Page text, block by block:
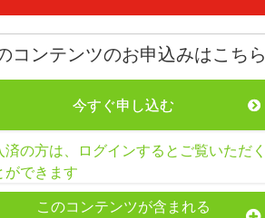
コンテンツのお申込みはこちら
今すぐ申し込む
済の方は、ログインするとご覧いただく
ができます
このコンテンツが含まれる